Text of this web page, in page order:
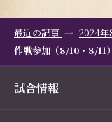
最近の記事 2024年
作戦参加（8/10・8/11）
試合情報